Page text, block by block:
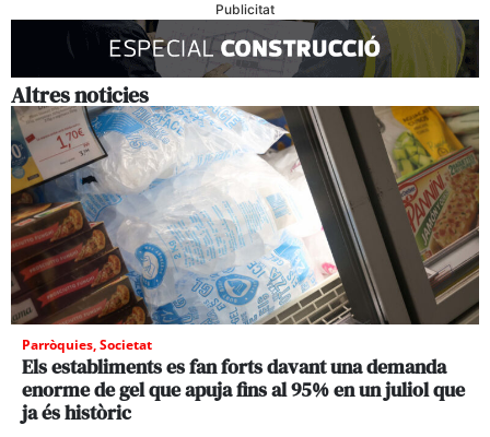
Publicitat
Altres noticies
Parròquies,Societat
Els establiments es fan forts davant una demanda
enorme de gel que apuja fins al 95% en un juliol que
ja és històric